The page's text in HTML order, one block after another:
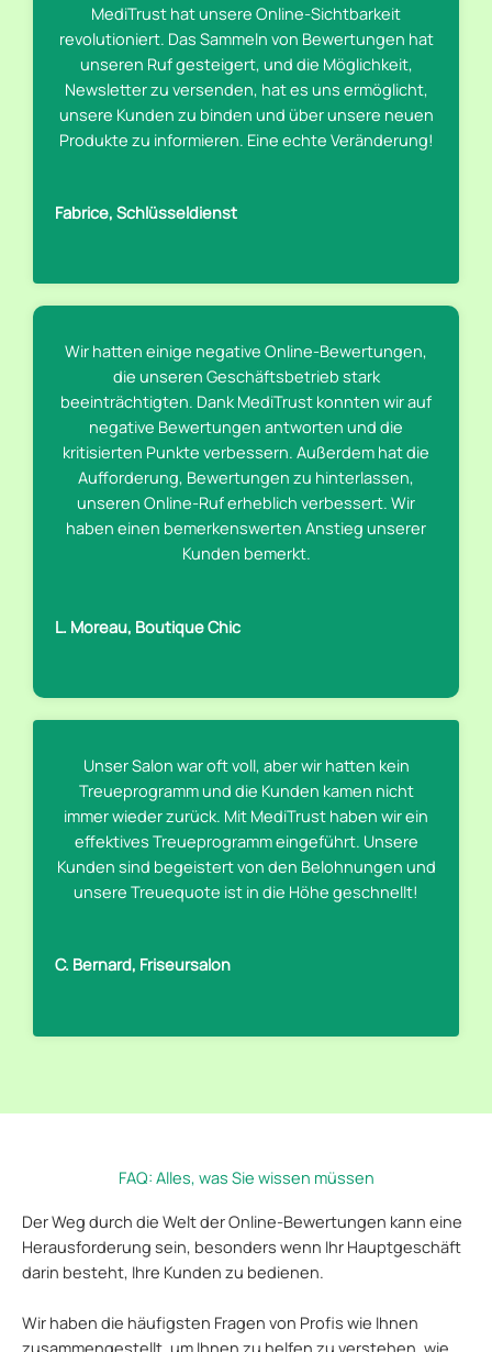
MediTrust hat unsere Online-Sichtbarkeit
revolutioniert. Das Sammeln von Bewertungen hat
unseren Ruf gesteigert, und die Möglichkeit,
Newsletter zu versenden, hat es uns ermöglicht,
unsere Kunden zu binden und über unsere neuen
Produkte zu informieren. Eine echte Veränderung!
Fabrice, Schlüsseldienst
Wir hatten einige negative Online-Bewertungen,
die unseren Geschäftsbetrieb stark
beeinträchtigten. Dank MediTrust konnten wir auf
negative Bewertungen antworten und die
kritisierten Punkte verbessern. Außerdem hat die
Aufforderung, Bewertungen zu hinterlassen,
unseren Online-Ruf erheblich verbessert. Wir
haben einen bemerkenswerten Anstieg unserer
Kunden bemerkt.
L. Moreau, Boutique Chic
Unser Salon war oft voll, aber wir hatten kein
Treueprogramm und die Kunden kamen nicht
immer wieder zurück. Mit MediTrust haben wir ein
effektives Treueprogramm eingeführt. Unsere
Kunden sind begeistert von den Belohnungen und
unsere Treuequote ist in die Höhe geschnellt!
C. Bernard, Friseursalon
FAQ: Alles, was Sie wissen müssen​
Der Weg durch die Welt der Online-Bewertungen kann eine
Herausforderung sein, besonders wenn Ihr Hauptgeschäft
darin besteht, Ihre Kunden zu bedienen.
Wir haben die häufigsten Fragen von Profis wie Ihnen